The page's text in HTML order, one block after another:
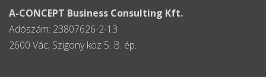
A-CONCEPT Business Consulting Kft.
Adószám: 23807626-2-13
2600 Vác, Szigony köz 5. B. ép.